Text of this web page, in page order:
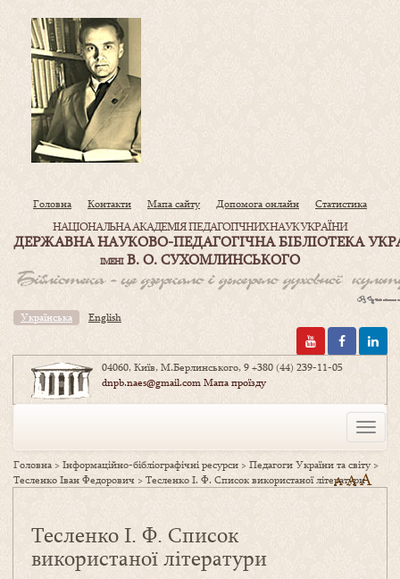
Головна Контакти Мапа сайту Допомога онлайн Статистика
НАЦІОНАЛЬНА АКАДЕМІЯ ПЕДАГОГІЧНИХ НАУК УКРАЇНИ
ДЕРЖАВНА НАУКОВО-ПЕДАГОГІЧНА БІБЛІОТЕКА
ІМЕНІВ. О. СУХОМЛИНСЬКОГО
Українська English
04060, Київ, М.Берлинського, 9+380 (44) 239-11-05
dnpb.naes@gmail.comМапа проїзду
Toggle
Головна >Інформаційно-бібліографічні ресурси >Педагоги України та світу>
Тесленко Іван Федорович >Тесленко І. Ф. Список використаної літератури
A AA
Тесленко І. Ф. Список
використаної літератури